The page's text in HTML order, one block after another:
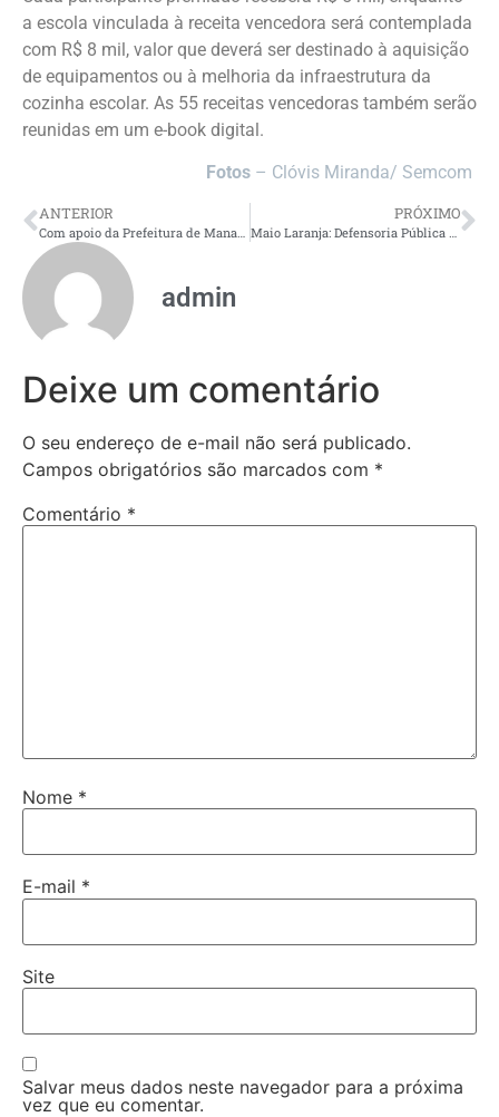
a escola vinculada à receita vencedora será contemplada
com R$ 8 mil, valor que deverá ser destinado à aquisição
de equipamentos ou à melhoria da infraestrutura da
cozinha escolar. As 55 receitas vencedoras também serão
reunidas em um e-book digital.
Fotos – Clóvis Miranda/ Semcom
ANTERIOR PRÓXIMO
admin
Deixe um comentário
O seu endereço de e-mail não será publicado.
Campos obrigatórios são marcados com *
Comentário *
Nome *
E-mail *
Site
Salvar meus dados neste navegador para a próxima
vez que eu comentar.